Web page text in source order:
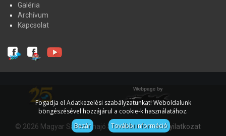
Galéria
Archívum
Kapcsolat
© 2026 Magyar Sárkányhajó Szövetség Jognyilatkozat
Fogadja el Adatkezelési szabályzatunkat! Weboldalunk
böngészésével hozzájárul a cookie-k használatához.
Bezár
További információ